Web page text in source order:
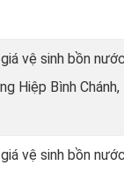
vệ sinh bồn nước
Hiệp Bình Chánh,
vệ sinh bồn nước